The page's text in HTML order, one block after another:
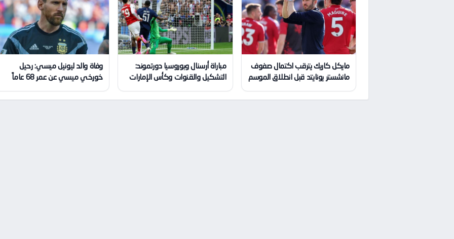
مايكل كاريك يترقب اكتمال صفوف
مانشستر يونايتد قبل انطلاق الموسم
مباراة أرسنال وبوروسيا دورتموند:
التشكيل والقنوات وكأس الإمارات
وفاة والد ليونيل ميسي: رحيل
خورخي ميسي عن عمر 68 عاماً